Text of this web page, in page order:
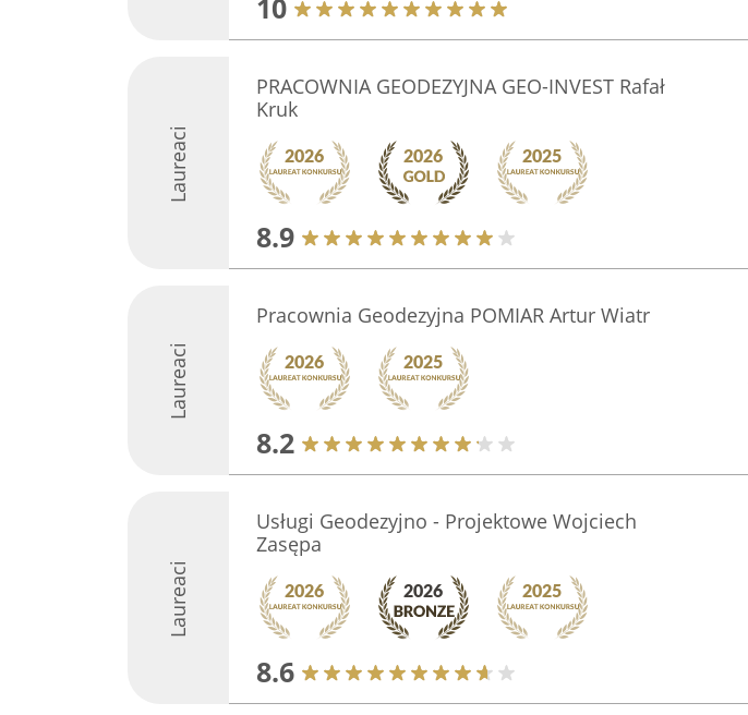
10
Laureaci
PRACOWNIA GEODEZYJNA GEO-INVEST Rafał
Kruk
8.9
Laureaci
Pracownia Geodezyjna POMIAR Artur Wiatr
8.2
Laureaci
Usługi Geodezyjno - Projektowe Wojciech
Zasępa
8.6